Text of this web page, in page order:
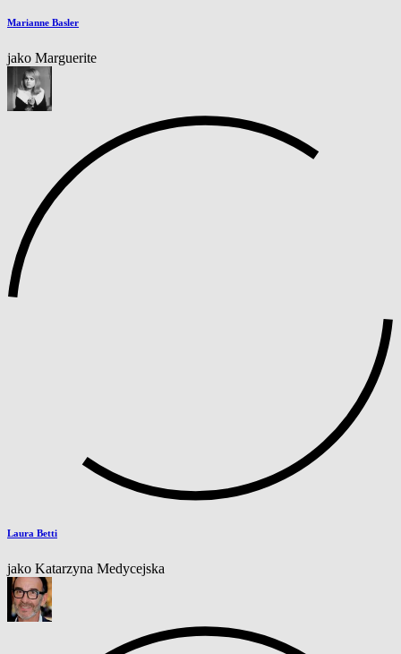
Marianne Basler
jako Marguerite
Laura Betti
jako Katarzyna Medycejska